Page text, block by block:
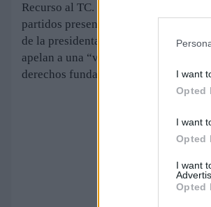
I want
Opted
I want
Opted
I want
Opted
Recurso al TC. Segun avanzaron
partidos presentan hoy recursos de
de la presidenta del Parlamento
apelan a una “violación del
derechos fundamentales de algunos